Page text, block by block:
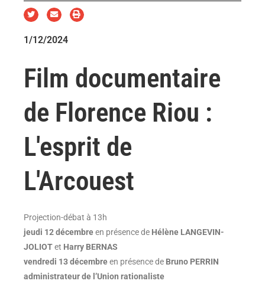
1/12/2024
Film documentaire
de Florence Riou :
L'esprit de
L'Arcouest
Projection-débat à 13h
jeudi 12 décembreen présence de Hélène LANGEVIN-
JOLIOTet Harry BERNAS
vendredi 13 décembreen présence de Bruno PERRIN
administrateur de l’Union rationaliste